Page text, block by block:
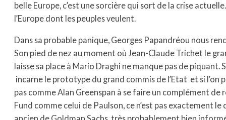
belle Europe, c’est une sorcière qui sort de la crise
l’Europe dont les peuples veulent.
Dans sa probable panique, Georges Papandréou nous
Son pied de nez au moment où Jean-Claude Trichet le
laisse sa place à Mario Draghi ne manque pas de piquant.
incarne le prototype du grand commis de l’Etat et si l’on
pas comme Alan Greenspan à se faire un complément de
Fund comme celui de Paulson, ce n’est pas exactement le
ancien de Goldman Sachs, très probablement bien